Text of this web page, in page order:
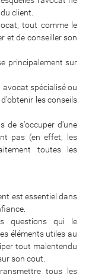
client.
tout comme le
et de conseiller son
principalement sur
avocat spécialisé ou
les conseils
de s'occuper d'une
pas (en effet, les
toutes les
est essentiel dans
questions qui le
éléments utiles au
tout malentendu
son cout.
tous les